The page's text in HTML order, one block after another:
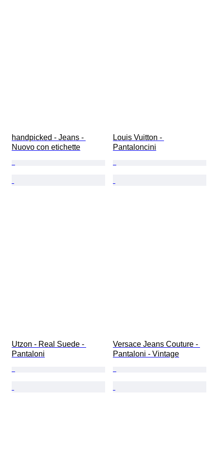
handpicked - Jeans -
Nuovo con etichette
Louis Vuitton -
Pantaloncini
Utzon - Real Suede -
Pantaloni
Versace Jeans Couture -
Pantaloni - Vintage